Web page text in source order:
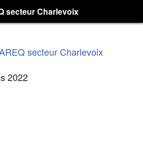
secteur Charlevoix
secteur Charlevoix
2022